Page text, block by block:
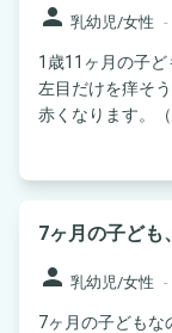
person 乳幼児/女性 -
1歳11ヶ月の子ど
左目だけを痒そ
赤くなります。（
7ヶ月の子ども
person 乳幼児/女性 -
7ヶ月の子どもな